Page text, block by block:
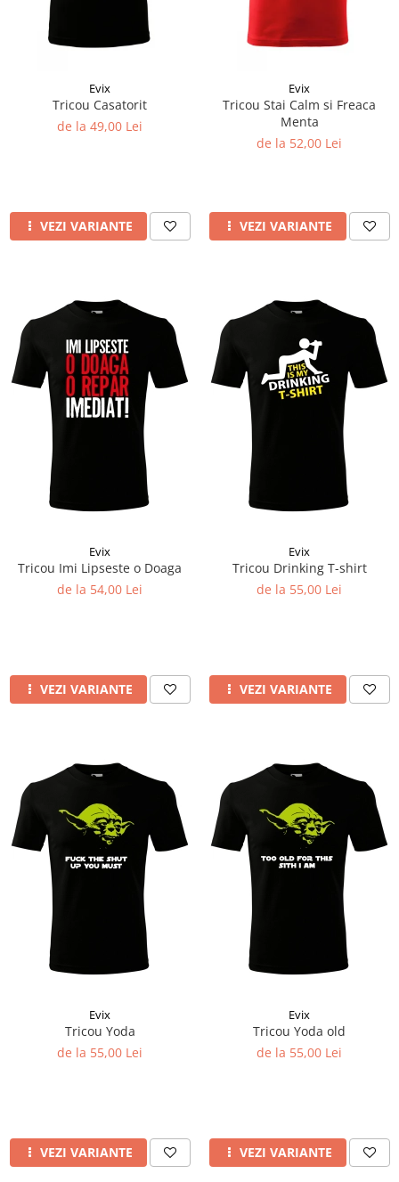
Evix
Tricou Casatorit
de la 49,00 Lei
VEZI VARIANTE
Evix
Tricou Stai Calm si Freaca
Menta
de la 52,00 Lei
VEZI VARIANTE
Evix
Tricou Imi Lipseste o Doaga
de la 54,00 Lei
VEZI VARIANTE
Evix
Tricou Drinking T-shirt
de la 55,00 Lei
VEZI VARIANTE
Evix
Tricou Yoda
de la 55,00 Lei
VEZI VARIANTE
Evix
Tricou Yoda old
de la 55,00 Lei
VEZI VARIANTE